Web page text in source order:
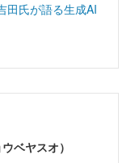
田氏が語る生成AI
ベヤスオ）